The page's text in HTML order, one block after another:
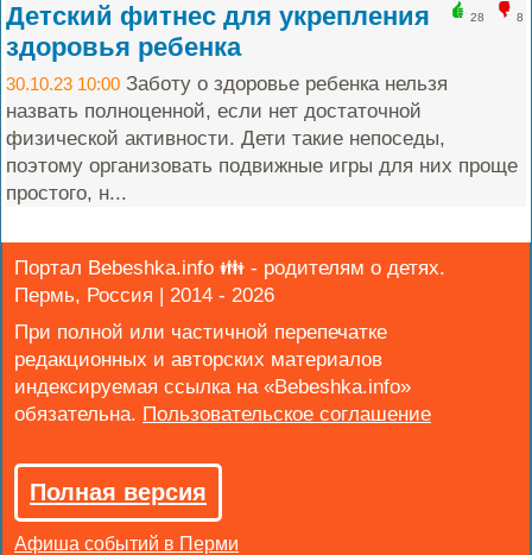
28 8
Детский фитнес для укрепления
здоровья ребенка
30.10.23 10:00 Заботу о здоровье ребенка нельзя
назвать полноценной, если нет достаточной
физической активности. Дети такие непоседы,
поэтому организовать подвижные игры для них проще
простого, н...
Портал Bebeshka.info 👪 - родителям о детях.
Пермь, Россия | 2014 - 2026
При полной или частичной перепечатке
редакционных и авторских материалов
индексируемая ссылка на «Bebeshka.info»
обязательна.
Полная версия
Афиша событий в Перми